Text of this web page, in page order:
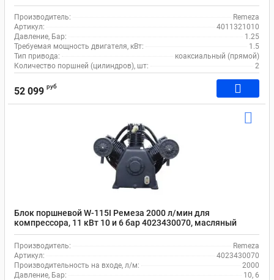
Производитель:
Remeza
Артикул:
4011321010
Давление, Бар:
1.25
Требуемая мощность двигателя, кВт:
1.5
Тип привода:
коаксиальный (прямой)
Количество поршней (цилиндров), шт:
2
52 099 руб
Блок поршневой W-115I Ремеза 2000 л/мин для
компрессора, 11 кВт 10 и 6 бар 4023430070, масляный
Производитель:
Remeza
Артикул:
4023430070
Производительность на входе, л/м:
2000
Давление, Бар:
10, 6